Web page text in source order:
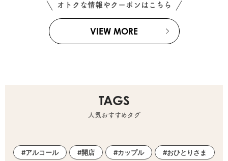
オトクな情報やクーポンはこちら
VIEW MORE
TAGS
人気おすすめタグ
アルコール 開店 カップル おひとりさま